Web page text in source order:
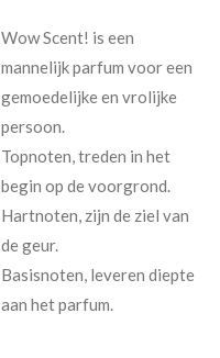
Wow Scent! is een
mannelijk parfum voor een
gemoedelijke en vrolijke
persoon.
Topnoten, treden in het
begin op de voorgrond.
Hartnoten, zijn de ziel van
de geur.
Basisnoten, leveren diepte
aan het parfum.